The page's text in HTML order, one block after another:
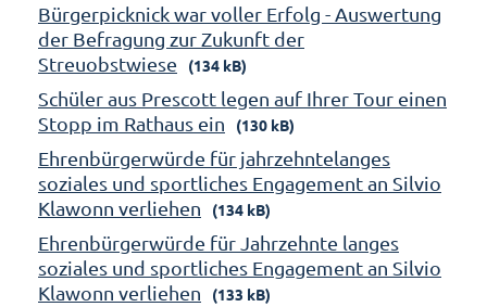
Bürgerpicknick war voller Erfolg - Auswertung
der Befragung zur Zukunft der
Streuobstwiese
(134 kB)
Schüler aus Prescott legen auf Ihrer Tour einen
Stopp im Rathaus ein
(130 kB)
Ehrenbürgerwürde für jahrzehntelanges
soziales und sportliches Engagement an Silvio
Klawonn verliehen
(134 kB)
Ehrenbürgerwürde für Jahrzehnte langes
soziales und sportliches Engagement an Silvio
Klawonn verliehen
(133 kB)